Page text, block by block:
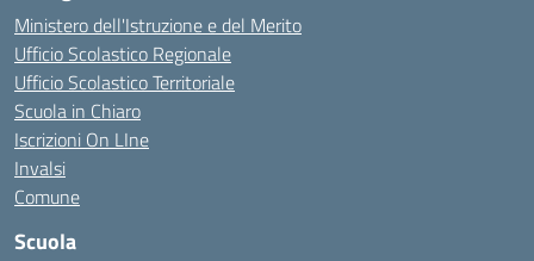
Ministero dell'Istruzione e del Merito
Ufficio Scolastico Regionale
Ufficio Scolastico Territoriale
Scuola in Chiaro
Iscrizioni On LIne
Invalsi
Comune
Scuola